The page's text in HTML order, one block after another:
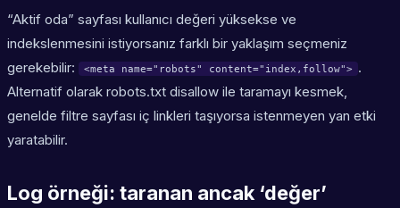
“Aktif oda” sayfası kullanıcı değeri yüksekse ve
indekslenmesini istiyorsanız farklı bir yaklaşım seçmeniz
gerekebilir:
<meta name="robots" content="index,follow"> .
Alternatif olarak robots.txt disallow ile taramayı kesmek,
genelde filtre sayfası iç linkleri taşıyorsa istenmeyen yan etki
yaratabilir.
Log örneği: taranan ancak ‘değer’